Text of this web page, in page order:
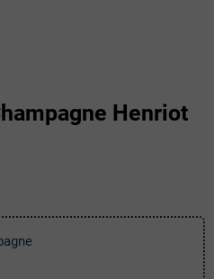
Henriot